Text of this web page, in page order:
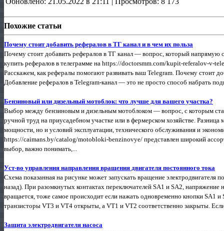
Похожие статьи
Почему стоит добавить рефералов в ТГ канал и в чем их польза
Почему стоит добавить рефералов в ТГ канал — вопрос, который напрямую
купить рефералов в телеграмме на https://doctorsmm.com/kupit-referalov-v-
Расскажем, как рефералы помогают развивать ваш Telegram. Почему стоит
Добавление рефералов в Telegram-канал — это не просто способ набрать
Бензиновый или дизельный мотоблок: что лучше для вашего участка?
Выбор между бензиновым и дизельным мотоблоком — вопрос, с которым
ручной труд на приусадебном участке или в фермерском хозяйстве.
мощности, но и условий эксплуатации, технического обслуживания и
https://caimans.by/catalog/motobloki-benzinovye/ представлен широкий
выбор, важно понимать,...
Уст-во управления направления вращения двигателя постоянного тока
Схема показанная на рисунке может запускать вращение электродвигателя
назад). При разомкнутых контактах переключателей SA1 и SA2, напряжение
вращается, тоже самое происходит если нажать одновременно кнопки SA1
транзисторы VT3 и VT4 открыты, а VT1 и VT2 соответственно закрыты.
Защита электродвигателя насоса